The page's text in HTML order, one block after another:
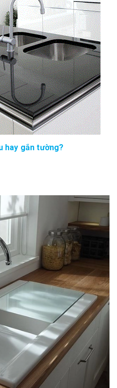
hay gắn tường?